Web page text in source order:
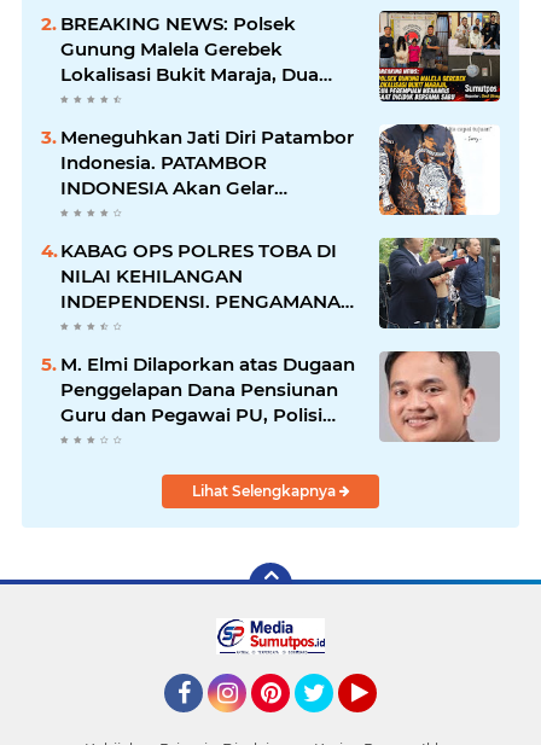
BREAKING NEWS: Polsek
Gunung Malela Gerebek
Lokalisasi Bukit Maraja, Dua
Perempuan Menangis Saat
Diciduk Bersama Sabu
Meneguhkan Jati Diri Patambor
Indonesia. PATAMBOR
INDONESIA Akan Gelar
RAKERNAS II Di Jakarta.
KABAG OPS POLRES TOBA DI
NILAI KEHILANGAN
INDEPENDENSI. PENGAMANAN
PENEMBOKAN TANAH DI
LAGUBOTI DAPAT SOROTAN.
M. Elmi Dilaporkan atas Dugaan
Penggelapan Dana Pensiunan
Guru dan Pegawai PU, Polisi
Pastikan Proses Hukum
Lihat Selengkapnya